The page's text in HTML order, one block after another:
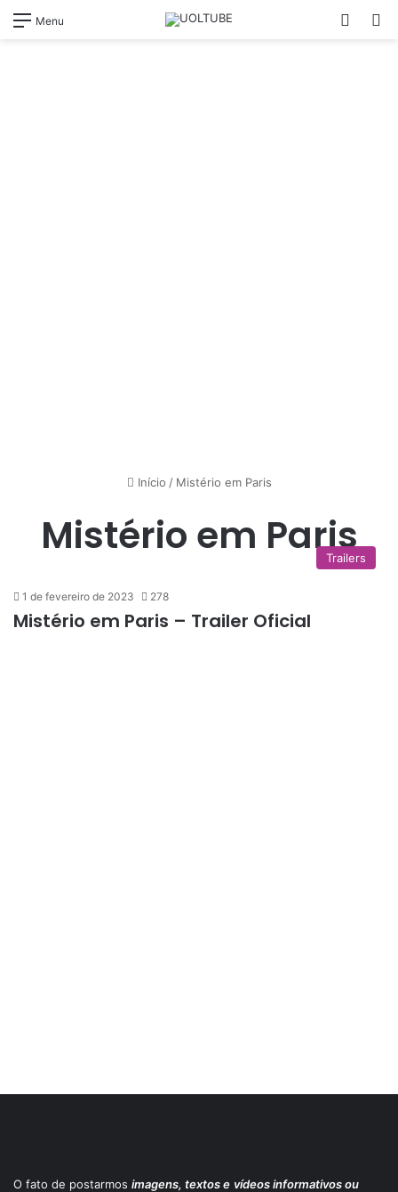
Menu
Início / Mistério em Paris
Mistério em Paris
Trailers
1 de fevereiro de 2023 278
Mistério em Paris – Trailer Oficial
O fato de postarmos imagens, textos e vídeos informativos ou